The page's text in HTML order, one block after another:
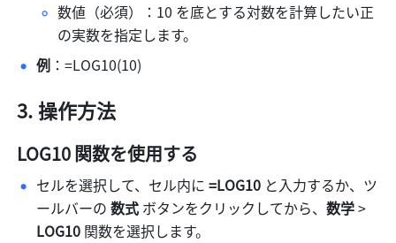
数値（必須）：10 を底とする対数を計算したい正
の実数を指定します。
例 ：=LOG10(10)
操作方法
LOG10 関数を使用する
セルを選択して、セル内に =LOG10 と入力するか、ツ
ールバーの 数式 ボタンをクリックしてから、数学
LOG10 関数を選択します。